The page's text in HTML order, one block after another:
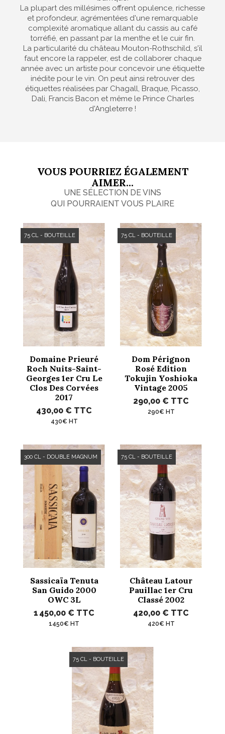
La plupart des millésimes offrent opulence, richesse
et profondeur, agrémentées d'une remarquable
complexité aromatique allant du cassis au café
torréfié, en passant par la menthe et le cuir fin.
La particularité du château Mouton-Rothschild, s'il
faut encore la rappeler, est de collaborer chaque
année avec un artiste pour concevoir une étiquette
inédite pour le vin. On peut ainsi retrouver des
étiquettes réalisées par Chagall, Braque, Picasso,
Dali, Francis Bacon et même le Prince Charles
d'Angleterre !
VOUS POURRIEZ ÉGALEMENT
AIMER...
UNE SÉLECTION DE VINS
QUI POURRAIENT VOUS PLAIRE
Domaine Prieuré
Roch Nuits-Saint-
Georges 1er Cru Le
Clos Des Corvées
2017
430,00 € TTC
430€ HT
75 CL - BOUTEILLE
Dom Pérignon
Rosé Edition
Tokujin Yoshioka
Vintage 2005
290,00 € TTC
290€ HT
75 CL - BOUTEILLE
Sassicaïa Tenuta
San Guido 2000
OWC 3L
1 450,00 € TTC
1450€ HT
300 CL - DOUBLE MAGNUM
Château Latour
Pauillac 1er Cru
Classé 2002
420,00 € TTC
420€ HT
75 CL - BOUTEILLE
75 CL - BOUTEILLE